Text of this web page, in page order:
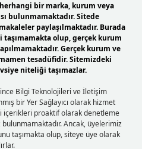
bir marka, kurum veya
bulunmamaktadır. Sitede
paylaşılmaktadır. Burada
olup, gerçek kurum
Gerçek kurum ve
tesadüfidir. Sitemizdeki
niteliği taşımazlar.
Bilgi Teknolojileri ve İletişim
bir Yer Sağlayıcı olarak hizmet
içerikleri proaktif olarak denetleme
Ancak, üyelerimiz
taşımakta olup, siteye üye olarak